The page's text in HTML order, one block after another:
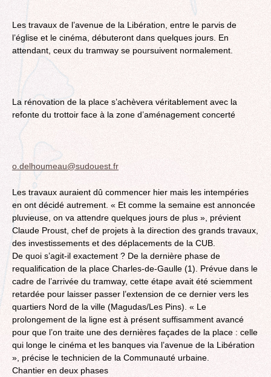
Les travaux de l’avenue de la Libération, entre le parvis de
l’église et le cinéma, débuteront dans quelques jours. En
attendant, ceux du tramway se poursuivent normalement.
La rénovation de la place s’achèvera véritablement avec la
refonte du trottoir face à la zone d’aménagement concerté
o.delhoumeau@sudouest.fr
Les travaux auraient dû commencer hier mais les intempéries
en ont décidé autrement. « Et comme la semaine est annoncée
pluvieuse, on va attendre quelques jours de plus », prévient
Claude Proust, chef de projets à la direction des grands travaux,
des investissements et des déplacements de la CUB.
De quoi s’agit-il exactement ? De la dernière phase de
requalification de la place Charles-de-Gaulle (1). Prévue dans le
cadre de l’arrivée du tramway, cette étape avait été sciemment
retardée pour laisser passer l’extension de ce dernier vers les
quartiers Nord de la ville (Magudas/Les Pins). « Le
prolongement de la ligne est à présent suffisamment avancé
pour que l’on traite une des dernières façades de la place : celle
qui longe le cinéma et les banques via l’avenue de la Libération
», précise le technicien de la Communauté urbaine.
Chantier en deux phases